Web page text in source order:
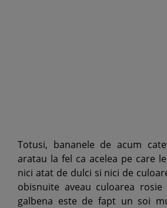
Totusi, bananele de acum
aratau la fel ca acelea pe care
nici atat de dulci si nici de
obisnuite aveau culoarea rosie
galbena este de fapt un soi